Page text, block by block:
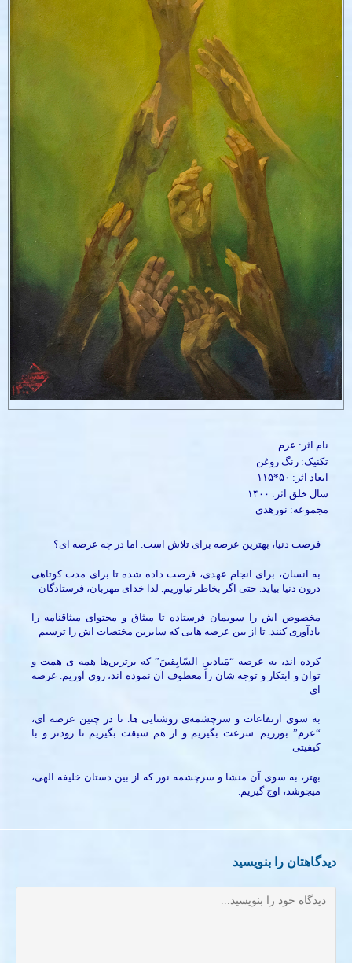
نام اثر: عزم
تکنیک: رنگ روغن
ابعاد اثر: ۵۰*۱۱۵
سال خلق اثر: ۱۴۰۰
مجموعه: نورهدی
فرصت دنیا، بهترین عرصه برای تلاش است. اما در چه عرصه ای؟
به انسان، برای انجام عهدی، فرصت داده شده تا برای مدت کوتاهی
درون دنیا بیاید. حتی اگر بخاطر نیاوریم. لذا خدای مهربان، فرستادگان
مخصوص اش را سویمان فرستاده تا میثاق و محتوای میثاقنامه را
یادآوری کنند. تا از بین عرصه هایی که سایرین مختصات اش را ترسیم
کرده اند، به عرصه “مَیادینِ السّابِقینَ” که برترین‌ها همه ی همت و
توان و ابتکار و توجه شان را معطوف آن نموده اند، روی آوریم. عرصه
ای
به سوی ارتفاعات و سرچشمه‌ی روشنایی ها. تا در چنین عرصه ای،
“عزم” بورزیم. سرعت بگیریم و از هم سبقت بگیریم تا زودتر و با
کیفیتی
بهتر، به سوی آن منشا و سرچشمه نور که از بین دستان خلیفه الهی،
میجوشد، اوج گیریم.
دیدگاهتان را بنویسید